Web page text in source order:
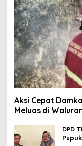
Aksi Cepat
Meluas di
DPD